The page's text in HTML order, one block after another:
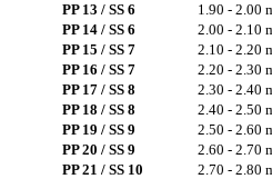
PP 13 / SS 6
1.90 - 2.00
PP 14 / SS 6
2.00 - 2.10
PP 15 / SS 7
2.10 - 2.20
PP 16 / SS 7
2.20 - 2.30
PP 17 / SS 8
2.30 - 2.40
PP 18 / SS 8
2.40 - 2.50
PP 19 / SS 9
2.50 - 2.60
PP 20 / SS 9
2.60 - 2.70
PP 21 / SS 10
2.70 - 2.80